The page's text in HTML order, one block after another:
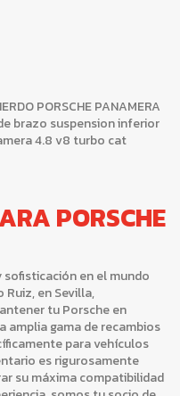
PORSCHE PANAMERA
brazo suspension inferior
4.8 v8 turbo cat
PORSCHE
sofisticación en el mundo
en Sevilla,
tu Porsche en
amplia gama de recambios
para vehículos
es rigurosamente
su máxima compatibilidad